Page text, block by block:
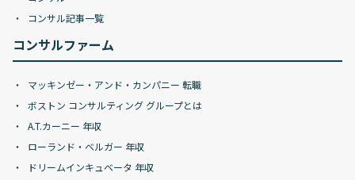
コンサル記事一覧
コンサルファーム
マッキンゼー・アンド・カンパニー 転職
ボストン コンサルティング グループとは
A.T.カーニー 年収
ローランド・ベルガー 年収
ドリームインキュベータ 年収